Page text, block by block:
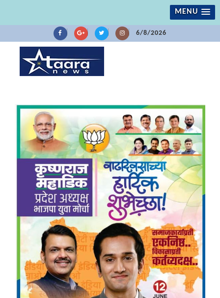
MENU
6/8/2026